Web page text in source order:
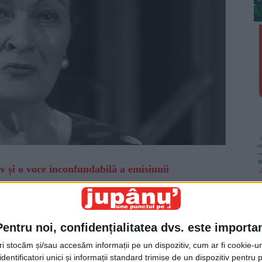
noi, confidențialitatea dvs. este
stocăm și/sau accesăm informații pe un dispozitiv, cum ar fi cookie-
unici și informații standard trimise de un dispozitiv pentru
și o voce inconfundabilă a emisiunii
pe 29 mai, la vîrsta de 87 de ani. Maestrul
la un moment dat cu aceasta:
Română. Și eu îl aveam prieten la Opera
buni cu el. Și ne-am întîlnit odată într-o livadă
Era o primăvara frumoasă, erau înfloriți